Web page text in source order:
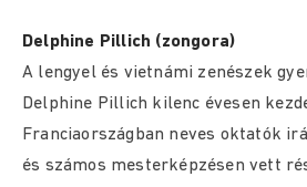
Delphine Pillich (zongora)
A lengyel és vietnámi zenészek
Delphine Pillich kilenc évesen
Franciaországban neves oktatók
és számos mesterképzésen vett